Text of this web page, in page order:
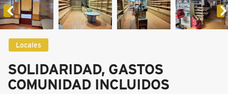
Locales
SOLIDARIDAD, GASTOS
COMUNIDAD INCLUIDOS